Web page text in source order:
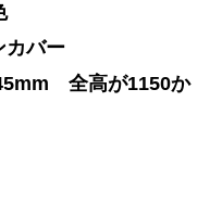
カバー
全高が1150か